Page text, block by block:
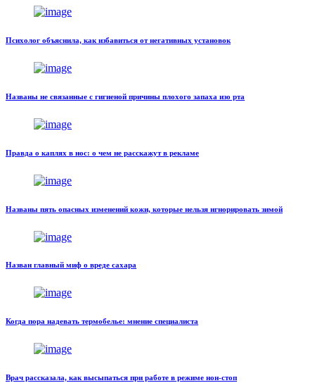
Психолог объяснила, как избавиться от негативных установок
Названы не связанные с гигиеной причины плохого запаха изо рта
Правда о каплях в нос: о чем не расскажут в рекламе
Названы пять опасных изменений кожи, которые нельзя игнорировать зимой
Назван главный миф о вреде сахара
Когда пора надевать термобелье: мнение специалиста
Врач рассказала, как высыпаться при работе в режиме нон-стоп